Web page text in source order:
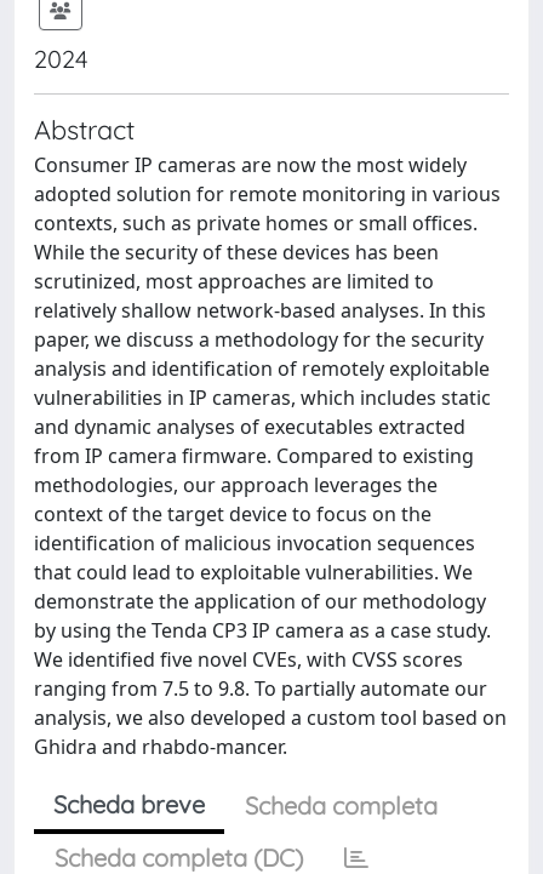
2024
Abstract
Consumer IP cameras are now the most widely
adopted solution for remote monitoring in various
contexts, such as private homes or small offices.
While the security of these devices has been
scrutinized, most approaches are limited to
relatively shallow network-based analyses. In this
paper, we discuss a methodology for the security
analysis and identification of remotely exploitable
vulnerabilities in IP cameras, which includes static
and dynamic analyses of executables extracted
from IP camera firmware. Compared to existing
methodologies, our approach leverages the
context of the target device to focus on the
identification of malicious invocation sequences
that could lead to exploitable vulnerabilities. We
demonstrate the application of our methodology
by using the Tenda CP3 IP camera as a case study.
We identified five novel CVEs, with CVSS scores
ranging from 7.5 to 9.8. To partially automate our
analysis, we also developed a custom tool based on
Ghidra and rhabdo-mancer.
Scheda breve
Scheda completa
Scheda completa (DC)